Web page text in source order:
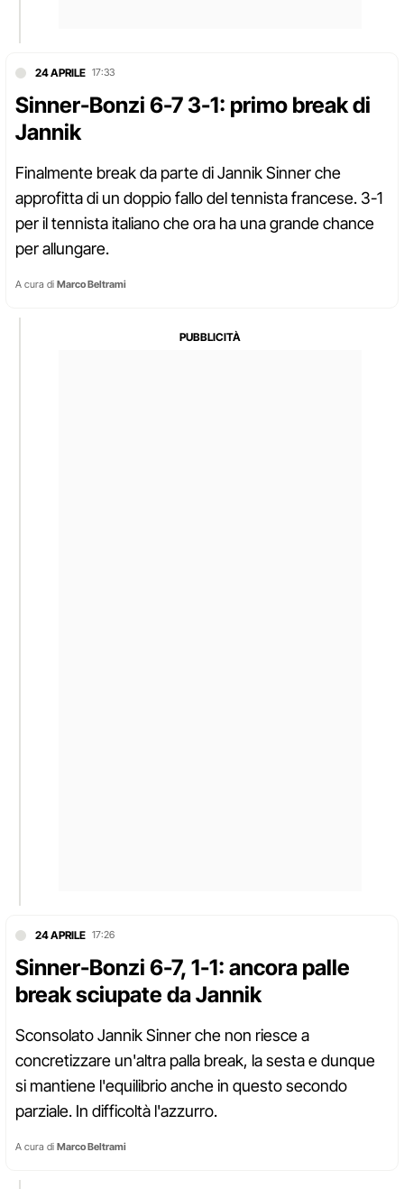
24 APRILE 17:33
Sinner-Bonzi 6-7 3-1: primo break di
Jannik
Finalmente break da parte di Jannik Sinner che
approfitta di un doppio fallo del tennista francese. 3-1
per il tennista italiano che ora ha una grande chance
per allungare.
A cura di Marco Beltrami
24 APRILE 17:26
Sinner-Bonzi 6-7, 1-1: ancora palle
break sciupate da Jannik
Sconsolato Jannik Sinner che non riesce a
concretizzare un'altra palla break, la sesta e dunque
si mantiene l'equilibrio anche in questo secondo
parziale. In difficoltà l'azzurro.
A cura di Marco Beltrami